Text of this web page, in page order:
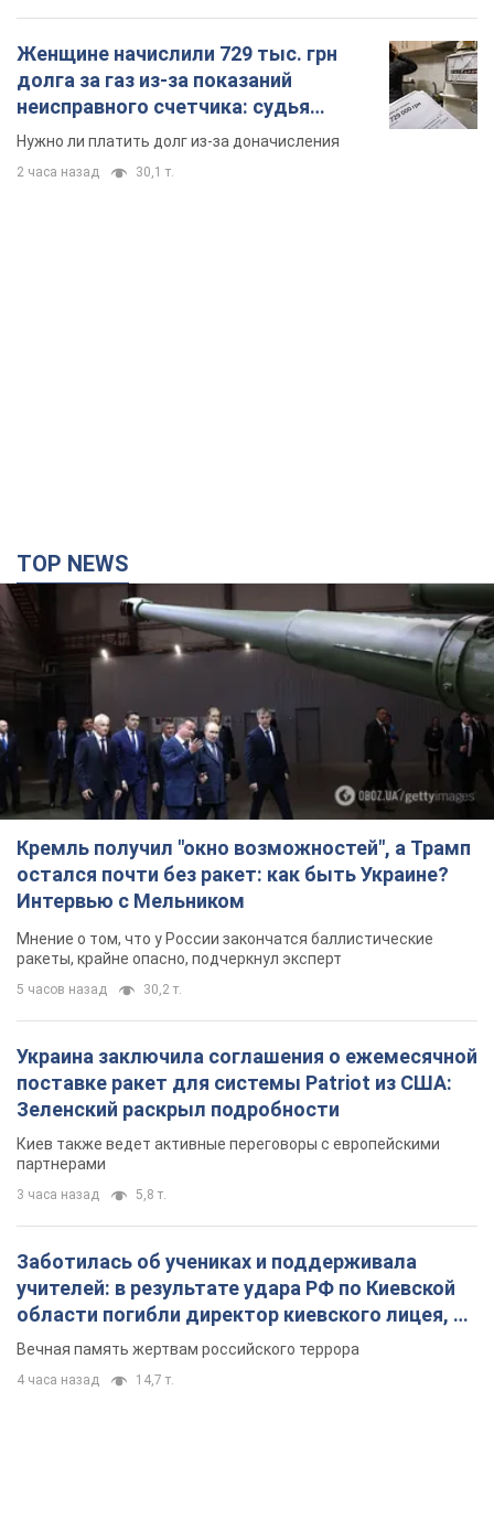
Кремль получил "окно возможностей", а Трамп
остался почти без ракет: как быть Украине?
Интервью с Мельником
Мнение о том, что у России закончатся баллистические
ракеты, крайне опасно, подчеркнул эксперт
5 часов назад 30,2 т.
Украина заключила соглашения о ежемесячной
поставке ракет для системы Patriot из США:
Зеленский раскрыл подробности
партнерами
учителей: в результате удара РФ по Киевской
области погибли директор киевского лицея, её
муж и внук
4 часа назад